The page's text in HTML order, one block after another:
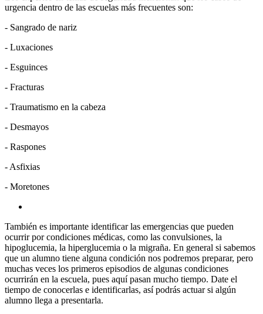
urgencia dentro de las escuelas más frecuentes son:
- Sangrado de nariz
- Luxaciones
- Esguinces
- Fracturas
- Traumatismo en la cabeza
- Desmayos
- Raspones
- Asfixias
- Moretones
También es importante identificar las emergencias que pueden
ocurrir por condiciones médicas, como las convulsiones, la
hipoglucemia, la hiperglucemia o la migraña. En general si sabemos
que un alumno tiene alguna condición nos podremos preparar, pero
muchas veces los primeros episodios de algunas condiciones
ocurrirán en la escuela, pues aquí pasan mucho tiempo. Date el
tiempo de conocerlas e identificarlas, así podrás actuar si algún
alumno llega a presentarla.